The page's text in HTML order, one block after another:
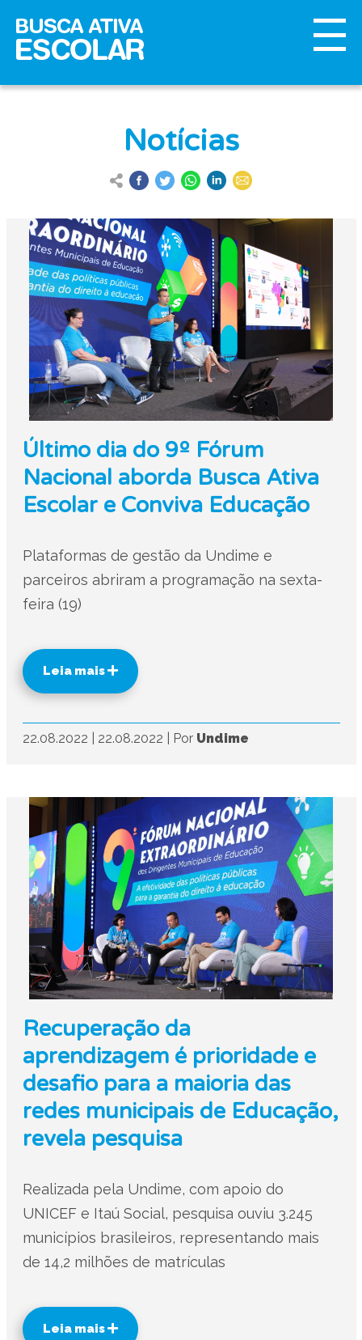
Notícias
Último dia do 9º Fórum
Nacional aborda Busca Ativa
Escolar e Conviva Educação
Plataformas de gestão da Undime e
parceiros abriram a programação na sexta-
feira (19)
Leia mais
22.08.2022 22.08.2022 Por Undime
Recuperação da
aprendizagem é prioridade e
desafio para a maioria das
redes municipais de Educação,
revela pesquisa
Realizada pela Undime, com apoio do
UNICEF e Itaú Social, pesquisa ouviu 3.245
municípios brasileiros, representando mais
de 14,2 milhões de matrículas
Leia mais